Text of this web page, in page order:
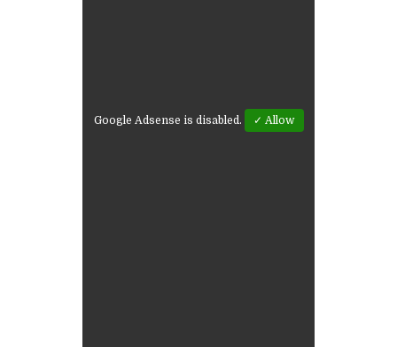
Google Adsense is disabled. ✓ Allow